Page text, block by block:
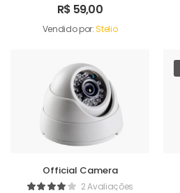
R$ 59,00
Vendido por:Stelio
Official Camera
2 Avaliações